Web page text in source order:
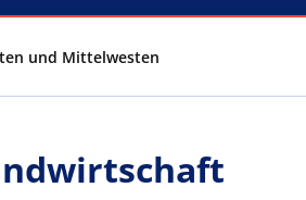
und Mittelwesten